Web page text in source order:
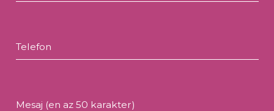
Telefon
Mesaj (en az 50 karakter)